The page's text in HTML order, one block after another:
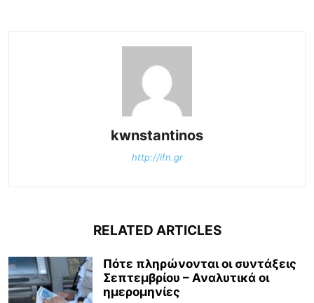
kwnstantinos
http://ifn.gr
RELATED ARTICLES
Πότε πληρώνονται οι συντάξεις
Σεπτεμβρίου – Αναλυτικά οι
ημερομηνίες